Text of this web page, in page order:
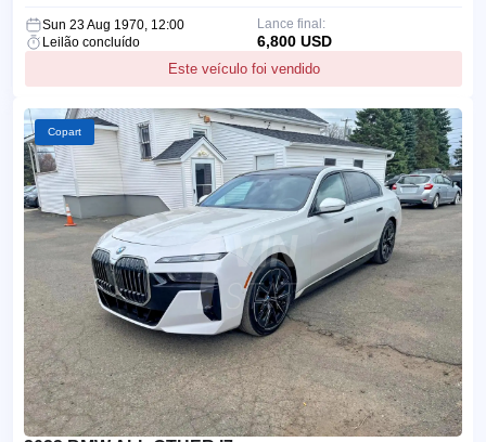
Sun 23 Aug 1970, 12:00
Leilão concluído
Este veículo foi vendido
Lance final:
6,800 USD
Copart